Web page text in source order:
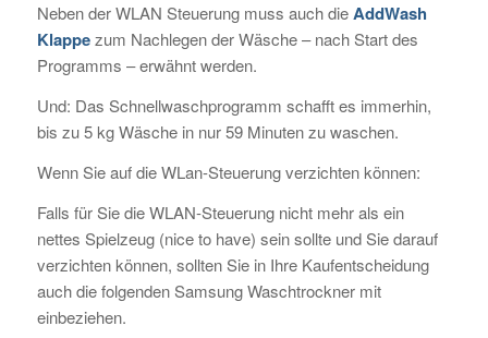
Neben der WLAN Steuerung muss auch dieAddWash
Klappezum Nachlegen der Wäsche – nach Start des
Programms – erwähnt werden.
Und: Das Schnellwaschprogramm schafft es immerhin,
bis zu 5 kg Wäsche in nur 59 Minuten zu waschen.
Wenn Sie auf die WLan-Steuerung verzichten können:
Falls für Sie die WLAN-Steuerung nicht mehr als ein
nettes Spielzeug (nice to have) sein sollte und Sie darauf
verzichten können, sollten Sie in Ihre Kaufentscheidung
auch die folgenden Samsung Waschtrockner mit
einbeziehen.